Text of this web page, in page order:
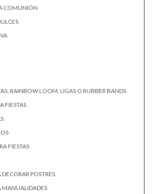
COMUNIÓN
RAINBOW LOOM, LIGAS O RUBBER BANDS
FIESTAS
FIESTAS
POSTRES
MANUALIDADES